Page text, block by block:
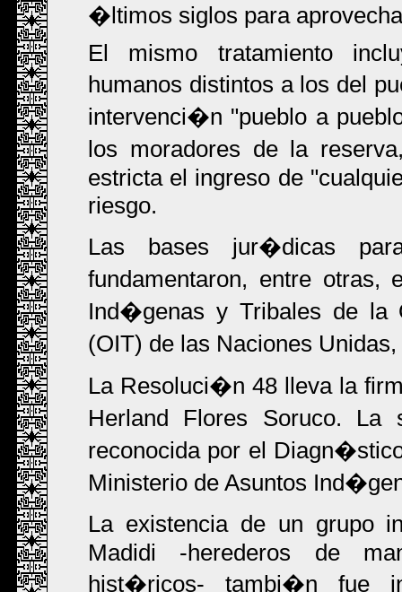
�ltimos siglos para
El mismo tratamiento
humanos distintos a los del
intervenci�n "pueblo a
los moradores de la
estricta el ingreso de
riesgo.
Las bases jur�dicas
fundamentaron, entre
Ind�genas y Tribales de la
(OIT) de las Naciones
La Resoluci�n 48 lleva la
Herland Flores Soruco. La
reconocida por el
Ministerio de Asuntos
La existencia de un grupo
Madidi -herederos de
hist�ricos- tambi�n fue